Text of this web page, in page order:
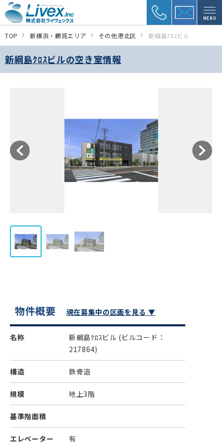
MENU
TOP 新横浜・鶴見エリア その他港北区 新綱島ｸﾛｽビル
新綱島ｸﾛｽビルの空き室情報
物件概要 現在募集中の区画を見る ▼
名称 新綱島ｸﾛｽビル (ビルコード：
217864)
構造 鉄骨造
規模 地上3階
基準階面積
エレベーター 有